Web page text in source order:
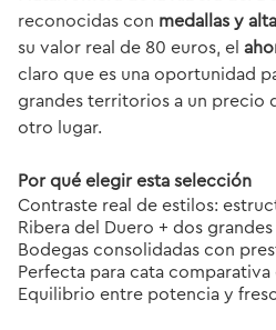
reconocidas con medallas y
su valor real de 80 euros, el
claro que es una oportunidad
grandes territorios a un precio
otro lugar.
Por qué elegir esta selección
Contraste real de estilos:
Ribera del Duero + dos
Bodegas consolidadas con
Perfecta para cata comparativa
Equilibrio entre potencia y